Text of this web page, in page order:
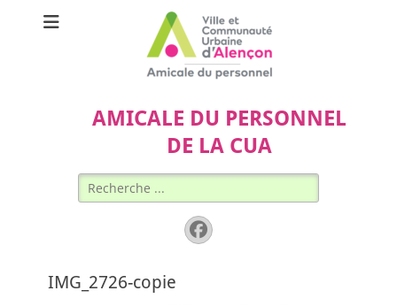
AMICALE DU PERSONNEL
DE LA CUA
Rechercher :
Facebook
IMG_2726-copie